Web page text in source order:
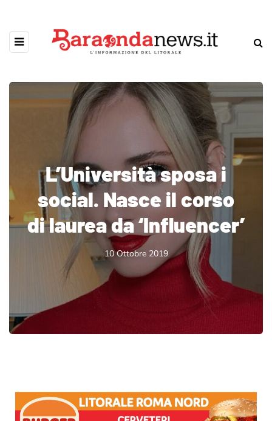
L’Università sposa i
social. Nasce il corso
di laurea da ‘Influencer’
10 Ottobre 2019